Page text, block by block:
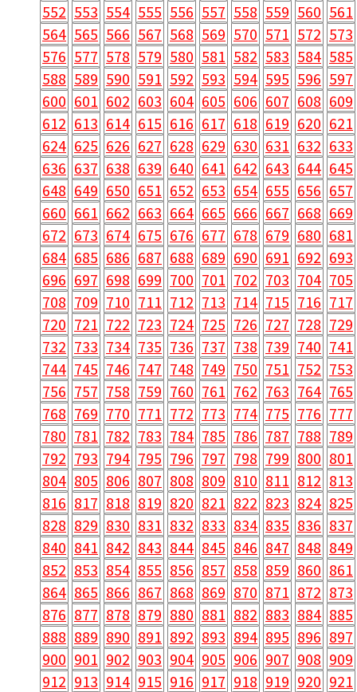
552 553 554 555 556 557 558 559 560 561
564 565 566 567 568 569 570 571 572 573
576 577 578 579 580 581 582 583 584 585
588 589 590 591 592 593 594 595 596 597
600 601 602 603 604 605 606 607 608 609
612 613 614 615 616 617 618 619 620 621
624 625 626 627 628 629 630 631 632 633
636 637 638 639 640 641 642 643 644 645
648 649 650 651 652 653 654 655 656 657
660 661 662 663 664 665 666 667 668 669
672 673 674 675 676 677 678 679 680 681
684 685 686 687 688 689 690 691 692 693
696 697 698 699 700 701 702 703 704 705
708 709 710 711 712 713 714 715 716 717
720 721 722 723 724 725 726 727 728 729
732 733 734 735 736 737 738 739 740 741
744 745 746 747 748 749 750 751 752 753
756 757 758 759 760 761 762 763 764 765
768 769 770 771 772 773 774 775 776 777
780 781 782 783 784 785 786 787 788 789
792 793 794 795 796 797 798 799 800 801
804 805 806 807 808 809 810 811 812 813
816 817 818 819 820 821 822 823 824 825
828 829 830 831 832 833 834 835 836 837
840 841 842 843 844 845 846 847 848 849
852 853 854 855 856 857 858 859 860 861
864 865 866 867 868 869 870 871 872 873
876 877 878 879 880 881 882 883 884 885
888 889 890 891 892 893 894 895 896 897
900 901 902 903 904 905 906 907 908 909
912 913 914 915 916 917 918 919 920 921